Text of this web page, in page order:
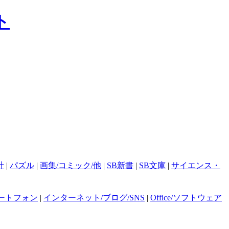
| パズル | 画集/コミック/他 | SB新書 | SB文庫 | サイエンス・
トフォン | インターネット/ブログ/SNS | Office/ソフトウェア